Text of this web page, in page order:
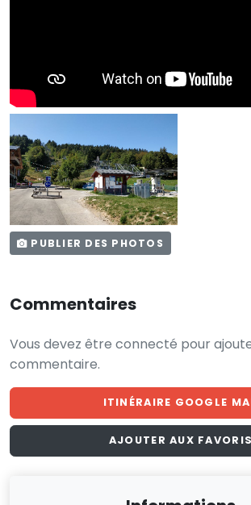
PUBLIER DES PHOTOS
Commentaires
Vous devez être connecté pour
commentaire.
ITINÉRAIRE GOOGLE
AJOUTER AUX FAVORIS